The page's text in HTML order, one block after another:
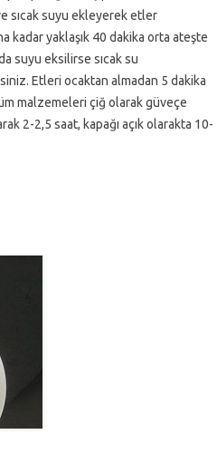
sıcak suyu ekleyerek etler
kadar yaklaşık 40 dakika orta ateşte
suyu eksilirse sıcak su
Etleri ocaktan almadan 5 dakika
malzemeleri çiğ olarak güveçe
2-2,5 saat, kapağı açık olarakta 10-